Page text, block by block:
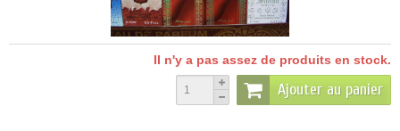
Il n'y a pas assez de produits en stock.
Ajouter au panier